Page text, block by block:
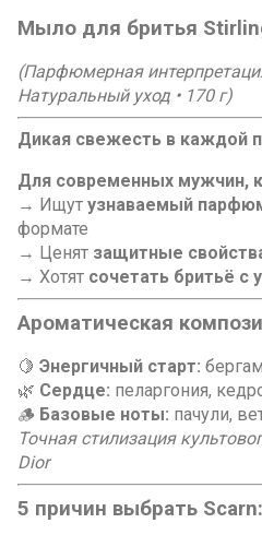
Мыло для бритья
(Парфюмерная
Натуральный уход • 170 г)
Дикая свежесть в каждой
Для современных мужчин,
→ Ищут узнаваемый
формате
→ Ценят защитные
→ Хотят сочетать бритьё с
Ароматическая
🍋 Энергичный старт:
🌿 Сердце: пеларгония,
🪵 Базовые ноты: пачули,
Точная стилизация
Dior
5 причин выбрать Scarn: